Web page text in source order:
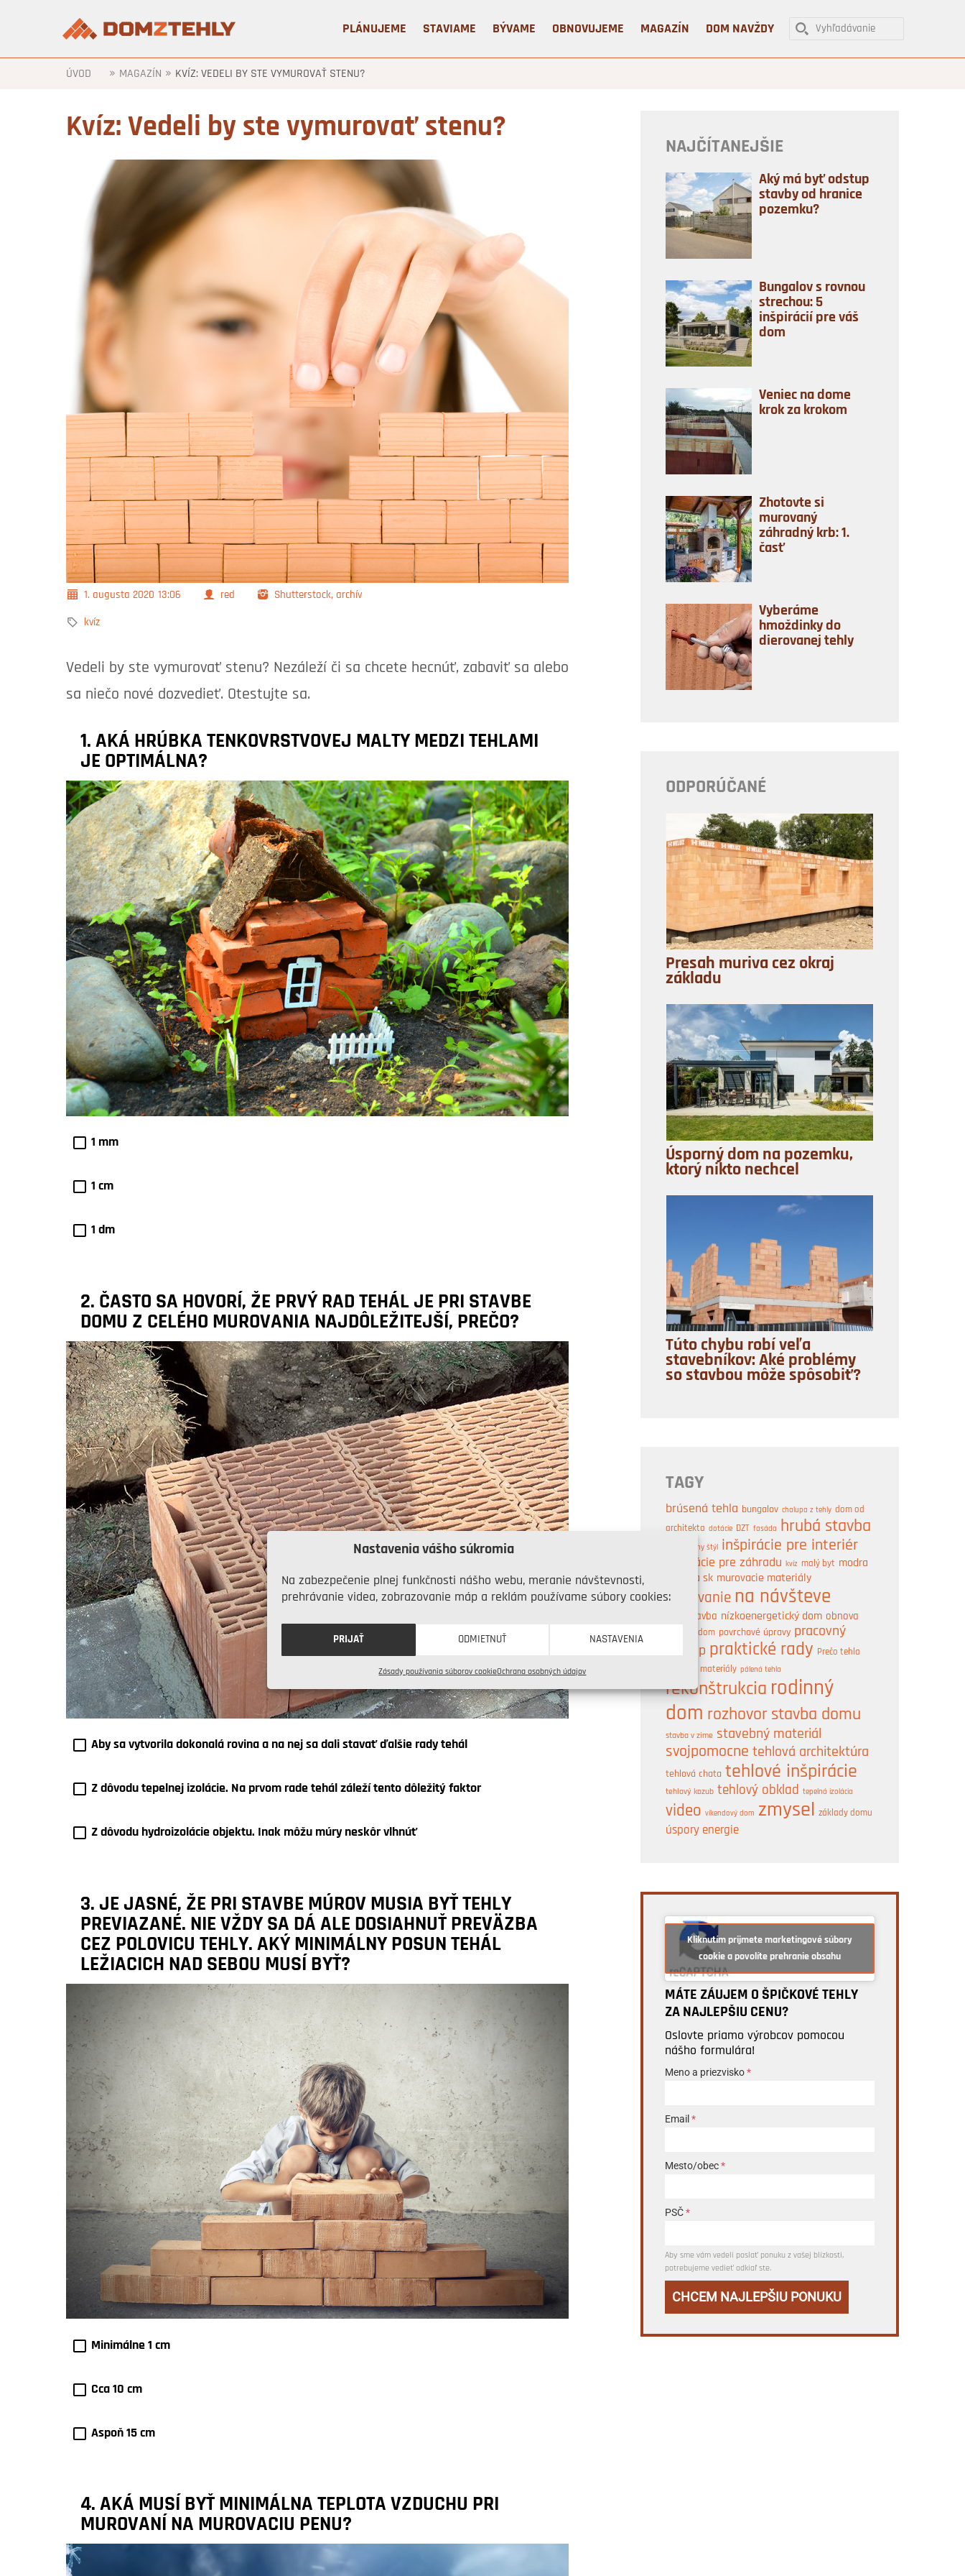
Nastavenia vášho súkromia
Na zabezpečenie plnej funkčnosti nášho webu, meranie návštevnosti,
prehrávanie videa, zobrazovanie máp a reklám používame súbory cookies:
PRIJAŤ ODMIETNUŤ NASTAVENIA
Zásady používania súborov cookieOchrana osobných údajov
PLÁNUJEME STAVIAME BÝVAME OBNOVUJEME MAGAZÍN DOM NAVŽDY
ÚVOD » MAGAZÍN » KVÍZ: VEDELI BY STE VYMUROVAŤ STENU?
Kvíz: Vedeli by ste vymurovať stenu?
1. augusta 2020 13:06 red Shutterstock, archív
kvíz
Vedeli by ste vymurovať stenu? Nezáleží či sa chcete hecnúť, zabaviť sa alebo
sa niečo nové dozvedieť. Otestujte sa.
1. AKÁ HRÚBKA TENKOVRSTVOVEJ MALTY MEDZI TEHLAMI
JE OPTIMÁLNA?
1 mm
1 cm
1 dm
2. ČASTO SA HOVORÍ, ŽE PRVÝ RAD TEHÁL JE PRI STAVBE
DOMU Z CELÉHO MUROVANIA NAJDÔLEŽITEJŠÍ, PREČO?
Aby sa vytvorila dokonalá rovina a na nej sa dali stavať ďalšie rady tehál
Z dôvodu tepelnej izolácie. Na prvom rade tehál záleží tento dôležitý faktor
Z dôvodu hydroizolácie objektu. Inak môžu múry neskôr vlhnúť
3. JE JASNÉ, ŽE PRI STAVBE MÚROV MUSIA BYŤ TEHLY
PREVIAZANÉ. NIE VŽDY SA DÁ ALE DOSIAHNUŤ PREVÄZBA
CEZ POLOVICU TEHLY. AKÝ MINIMÁLNY POSUN TEHÁL
LEŽIACICH NAD SEBOU MUSÍ BYŤ?
Minimálne 1 cm
Cca 10 cm
Aspoň 15 cm
4. AKÁ MUSÍ BYŤ MINIMÁLNA TEPLOTA VZDUCHU PRI
MUROVANÍ NA MUROVACIU PENU?
NAJČÍTANEJŠIE
Aký má byť odstup
stavby od hranice
pozemku?
Bungalov s rovnou
strechou: 5
inšpirácií pre váš
dom
Veniec na dome
krok za krokom
Zhotovte si
murovaný
záhradný krb: 1.
časť
Vyberáme
hmoždinky do
dierovanej tehly
ODPORÚČANÉ
Presah muriva cez okraj
základu
Úsporný dom na pozemku,
ktorý nikto nechcel
Túto chybu robí veľa
stavebníkov: Aké problémy
so stavbou môže spôsobiť?
TAGY
brúsená tehla bungalov chalupa z tehly dom od
architekta dotácie DZT fasáda hrubá stavba
industriálny štýl inšpirácie pre interiér
inšpirácie pre záhradu kvíz malý byt modra
strecha sk murovacie materiály
murovanie na návšteve
novostavba nízkoenergetický dom obnova
pasívny dom povrchové úpravy pracovný
postup praktické rady Prečo tehla
prírodné materiály pálená tehla
rekonštrukcia rodinný
dom rozhovor stavba domu
stavba v zime stavebný materiál
svojpomocne tehlová architektúra
tehlová chata tehlové inšpirácie
tehlový kozub tehlový obklad tepelná izolácia
video víkendový dom zmysel základy domu
úspory energie
Kliknutím prijmete marketingové súbory
cookie a povolíte prehranie obsahu
MÁTE ZÁUJEM O ŠPIČKOVÉ TEHLY
ZA NAJLEPŠIU CENU?
Oslovte priamo výrobcov pomocou
nášho formulára!
Meno a priezvisko*
Email *
Mesto/obec*
PSČ*
Aby sme vám vedeli poslať ponuku z vašej blízkosti,
potrebujeme vedieť odkiaľ ste.
CHCEM NAJLEPŠIU PONUKU